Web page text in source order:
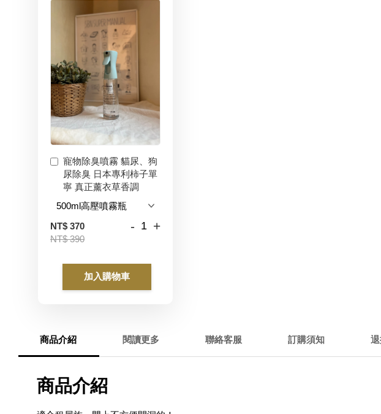
寵物除臭噴霧 貓尿、狗
尿除臭 日本專利柿子單
寧 真正薰衣草香調
NT$ 370
NT$ 390
- +
加入購物車
商品介紹 閱讀更多 聯絡客服 訂購須知
商品介紹